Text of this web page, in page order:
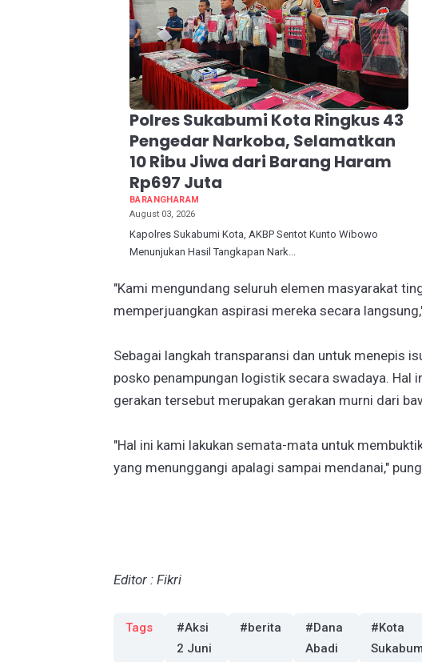
Polres Sukabumi Kota Ringkus 43
Pengedar Narkoba, Selamatkan
10 Ribu Jiwa dari Barang Haram
Rp697 Juta
BARANGHARAM
August 03, 2026
Kapolres Sukabumi Kota, AKBP Sentot Kunto Wibowo
Menunjukan Hasil Tangkapan Nark...
"Kami mengundang seluruh elemen masyarakat
memperjuangkan aspirasi mereka secara
Sebagai langkah transparansi dan untuk menepis
posko penampungan logistik secara swadaya. Hal
gerakan tersebut merupakan gerakan murni dari
"Hal ini kami lakukan semata-mata untuk
yang menunggangi apalagi sampai mendanai,"
Editor : Fikri
Tags
#Aksi
2 Juni
#berita
#Dana
Abadi
#Kota